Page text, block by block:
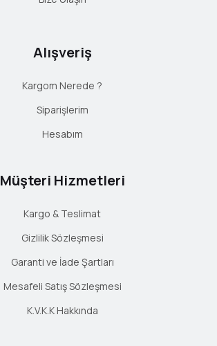
Alışveriş
Kargom Nerede ?
Siparişlerim
Hesabım
Müşteri Hizmetleri
Kargo & Teslimat
Gizlilik Sözleşmesi
Garanti ve İade Şartları
Mesafeli Satış Sözleşmesi
K.V.K.K Hakkında